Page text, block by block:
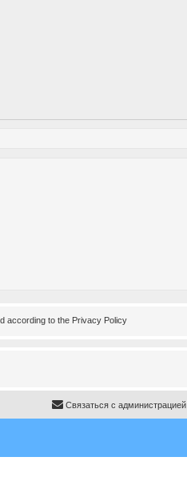
according to the Privacy Policy
Связаться с администрацией